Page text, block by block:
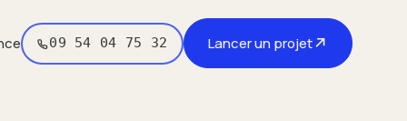
09 54 04 75 32 Lancer un projet↗